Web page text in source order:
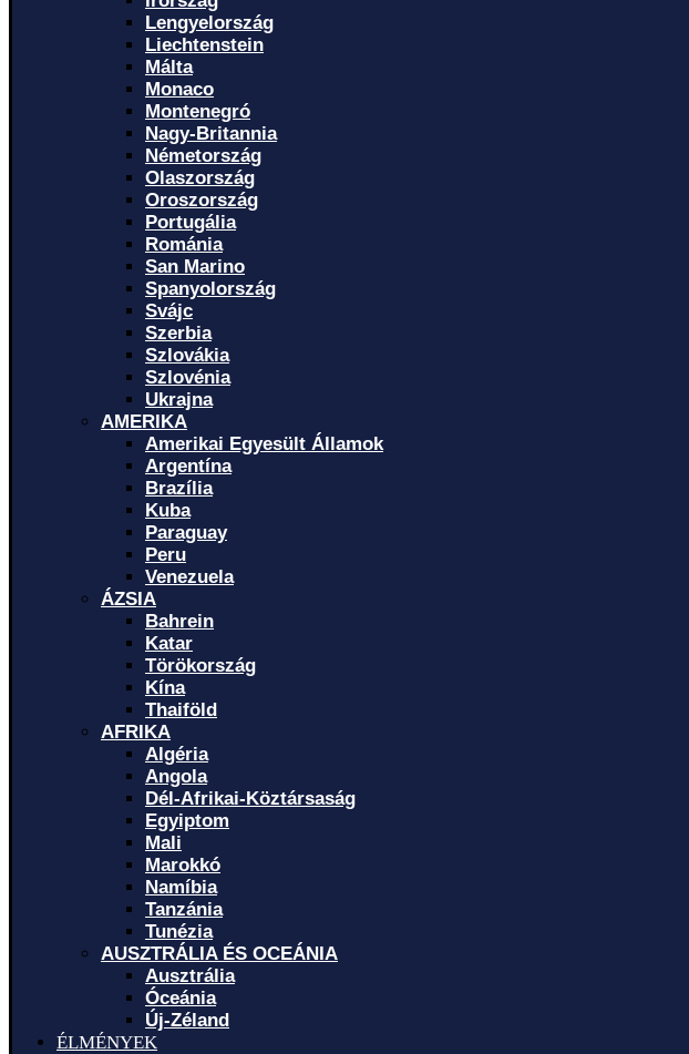
Lengyelország
Liechtenstein
Málta
Monaco
Montenegró
Nagy-Britannia
Németország
Olaszország
Oroszország
Portugália
Románia
San Marino
Spanyolország
Svájc
Szerbia
Szlovákia
Szlovénia
Ukrajna
AMERIKA
Amerikai Egyesült Államok
Argentína
Brazília
Kuba
Paraguay
Peru
Venezuela
ÁZSIA
Bahrein
Katar
Törökország
Kína
Thaiföld
AFRIKA
Algéria
Angola
Dél-Afrikai-Köztársaság
Egyiptom
Mali
Marokkó
Namíbia
Tanzánia
Tunézia
AUSZTRÁLIA ÉS OCEÁNIA
Ausztrália
Óceánia
Új-Zéland
ÉLMÉNYEK